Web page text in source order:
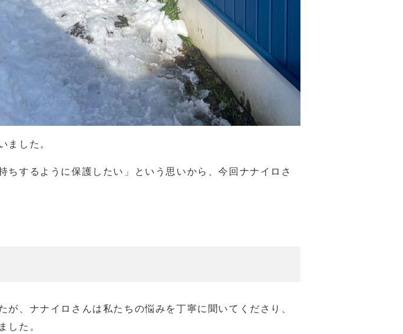
ました。
するように保護したい」という思いから、今回ナナイロさ
、ナナイロさんは私たちの悩みを丁寧に聞いてくださり、
した。